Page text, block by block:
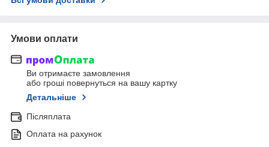
Умови оплати
Ви отримаєте замовлення
або гроші повернуться на вашу картку
Детальніше
Післяплата
Оплата на рахунок